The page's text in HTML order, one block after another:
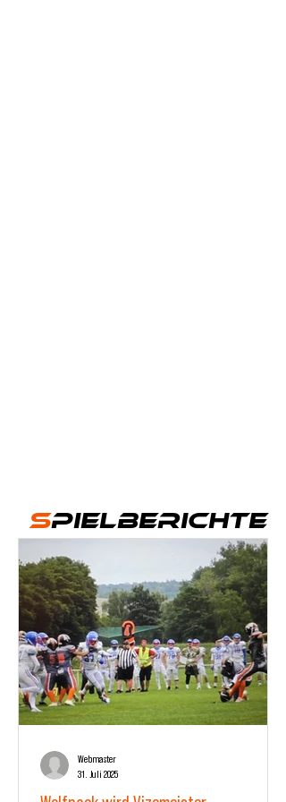
Spielberichte
Webmaster
31. Juli 2025